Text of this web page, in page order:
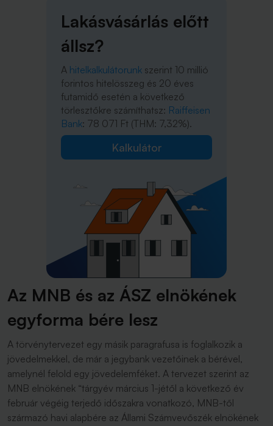
Lakásvásárlás előtt
állsz?
A hitelkalkulátorunk szerint 10 millió
forintos hitelösszeg és 20 éves
futamidő esetén a következő
törlesztőkre számíthatsz: Raiffeisen
Bank: 78 071 Ft (THM: 7,32%).
Kalkulátor
Az MNB és az ÁSZ elnökének
egyforma bére lesz
A törvénytervezet egy másik paragrafusa is foglalkozik a
jövedelmekkel, de már a jegybank vezetőinek a bérével,
amelynél felold egy jövedelemféket. A tervezet szerint az
MNB elnökének “tárgyév március 1-jétől a következő év
február végéig terjedő időszakra vonatkozó, MNB-től
származó havi alapbére az Állami Számvevőszék elnökének